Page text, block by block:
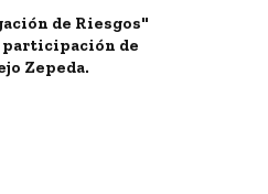
de Riesgos"
participación de
Zepeda.